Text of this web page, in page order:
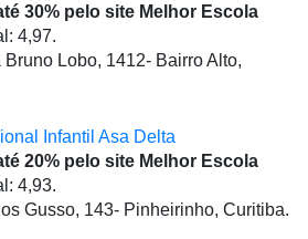
30% pelo site Melhor Escola
4,97.
Bruno Lobo, 1412- Bairro Alto,
Infantil Asa Delta
20% pelo site Melhor Escola
4,93.
Gusso, 143- Pinheirinho, Curitiba.